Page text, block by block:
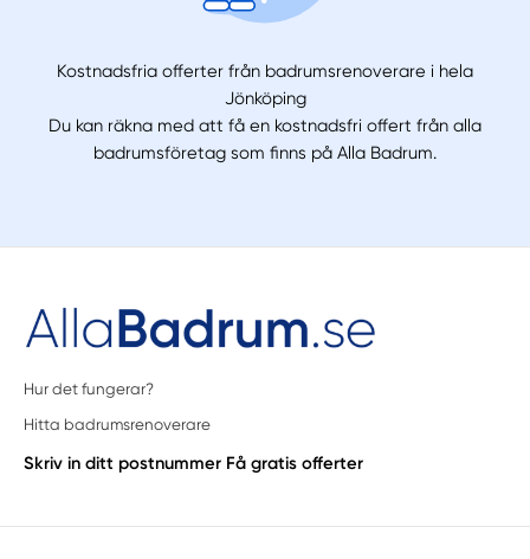
Kostnadsfria offerter från badrumsrenoverare i hela
Jönköping
Du kan räkna med att få en kostnadsfri offert från alla
badrumsföretag som finns på Alla Badrum.
Hur det fungerar?
Hitta badrumsrenoverare
Skriv in ditt postnummer Få gratis offerter